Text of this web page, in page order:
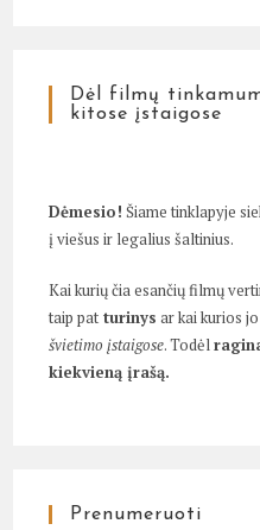
Dėl filmų
kitose įstaigose
Dėmesio! Šiame tinklapyje
į viešus ir legalius šaltinius.
Kai kurių čia esančių filmų
taip pat turinys ar kai kurios
švietimo įstaigose. Todėl
kiekvieną įrašą.
Prenumeruoti